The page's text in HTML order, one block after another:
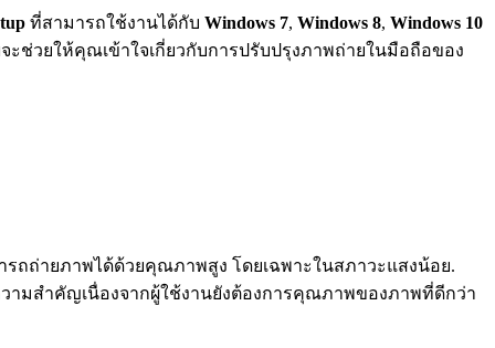
ที่สามารถใช้งานได้กับ Windows 7, Windows 8, Windows 10
ช่วยให้คุณเข้าใจเกี่ยวกับการปรับปรุงภาพถ่ายในมือถือของ
รถถ่ายภาพได้ด้วยคุณภาพสูง โดยเฉพาะในสภาวะแสงน้อย.
มสำคัญเนื่องจากผู้ใช้งานยังต้องการคุณภาพของภาพที่ดีกว่า